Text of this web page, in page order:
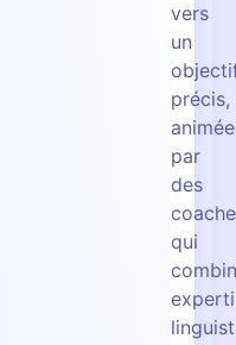
vers
un
précis,
par
des
qui